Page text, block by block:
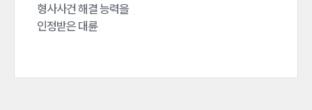
형사사건 해결 능력을
인정받은 대륜